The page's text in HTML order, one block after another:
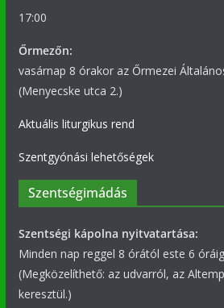
17:00
Őrmezőn:
vasárnap 8 órakor az Őrmezei
(Menyecske utca 2.)
Aktuális liturgikus rend
Szentgyónási lehetőségek
Szentségimádás
Szentségi kápolna nyitvatartása:
Minden nap reggel 8 órától este 6
(Megközelíthető: az udvarról, az
keresztül.)